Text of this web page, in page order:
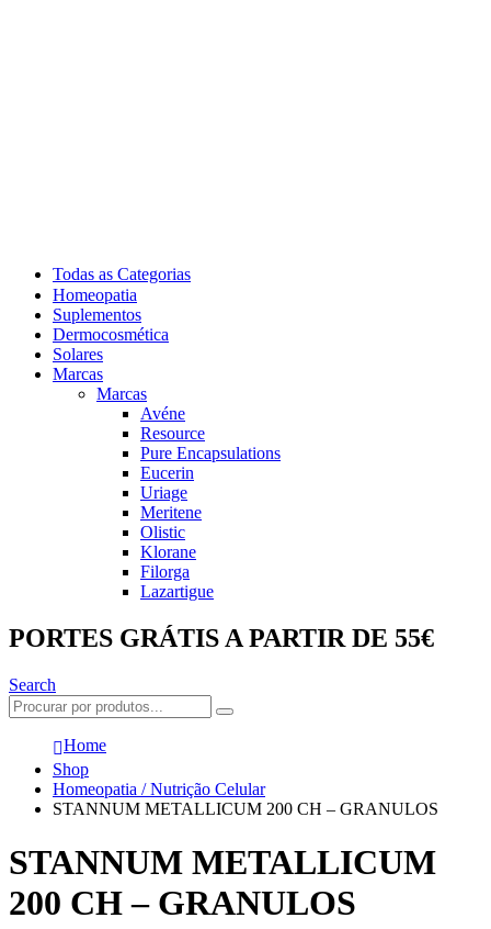
Todas as Categorias
Homeopatia
Suplementos
Dermocosmética
Solares
Marcas
Marcas
Avéne
Resource
Pure Encapsulations
Eucerin
Uriage
Meritene
Olistic
Klorane
Filorga
Lazartigue
PORTES GRÁTIS A PARTIR DE 55€
Search
Home
Shop
Homeopatia / Nutrição Celular
STANNUM METALLICUM 200 CH – GRANULOS
STANNUM METALLICUM
200 CH – GRANULOS